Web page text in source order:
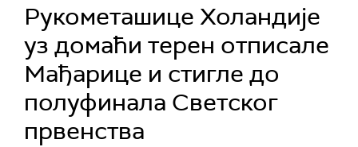
Рукометашице Холандије
уз домаћи терен отписале
Мађарице и стигле до
полуфинала Светског
првенства